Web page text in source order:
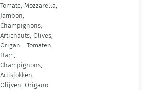
Tomate, Mozzarella,
Jambon,
Champignons,
Artichauts, Olives,
Origan - Tomaten,
Ham,
Champignons,
Artisjokken,
Olijven, Origano.